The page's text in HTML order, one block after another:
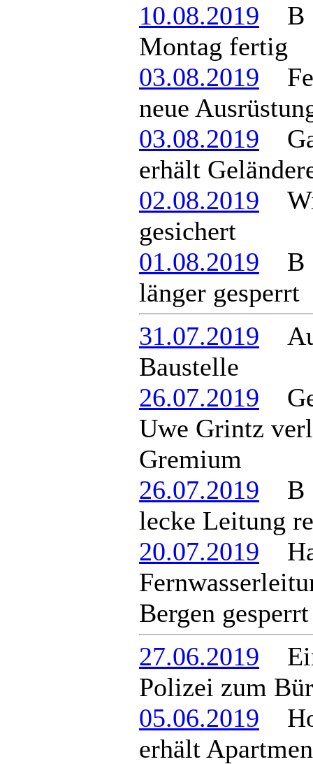
10.08.2019 B
Montag fertig
03.08.2019
neue
03.08.2019
erhält
02.08.2019
gesichert
01.08.2019 B
länger gesperrt
31.07.2019
Baustelle
26.07.2019
Uwe Grintz
Gremium
26.07.2019 B
lecke Leitung
20.07.2019
Bergen gesperrt
27.06.2019
Polizei zum
05.06.2019
erhält